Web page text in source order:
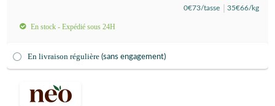
0€73/tasse 35€66/kg
En stock - Expédié sous 24H
En livraison régulière (sans engagement)